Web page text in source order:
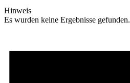
Hinweis
Es wurden keine Ergebnisse gefunden.